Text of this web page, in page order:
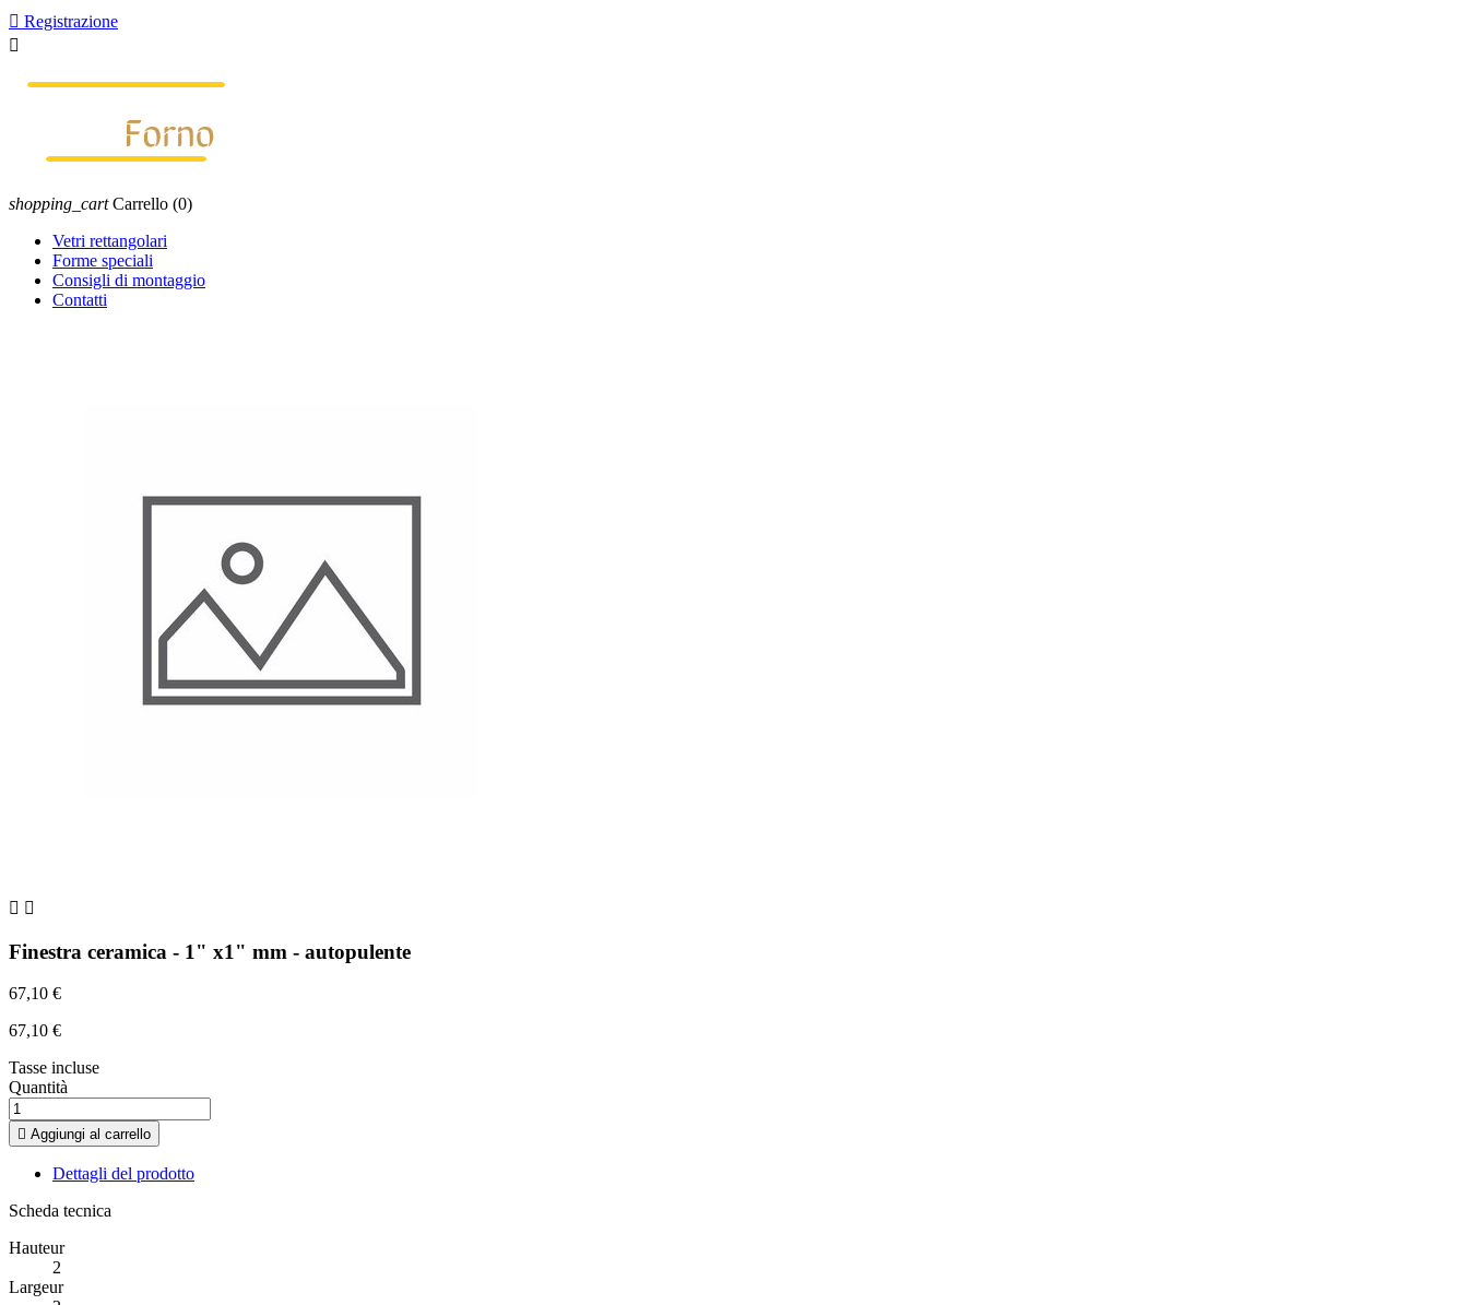
 Registrazione

shopping_cart Carrello (0)
Vetri rettangolari
Forme speciali
Consigli di montaggio
Contatti
 
Finestra ceramica - 1" x1" mm - autopulente
67,10 €
67,10 €
Tasse incluse
Quantità
 Aggiungi al carrello
Dettagli del prodotto
Scheda tecnica
Hauteur
2
Largeur